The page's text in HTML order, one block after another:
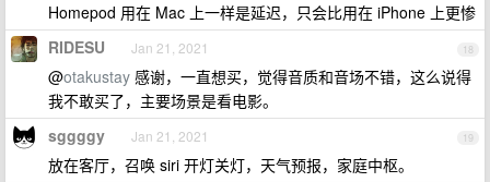
Homepod 用在 Mac 上一样是延迟，只会比用在 iPhone 上更惨
18
RIDESU Jan 21, 2021
@otakustay 感谢，一直想买，觉得音质和音场不错，这么说得
我不敢买了，主要场景是看电影。
19
sggggy Jan 21, 2021
放在客厅，召唤 siri 开灯关灯，天气预报，家庭中枢。